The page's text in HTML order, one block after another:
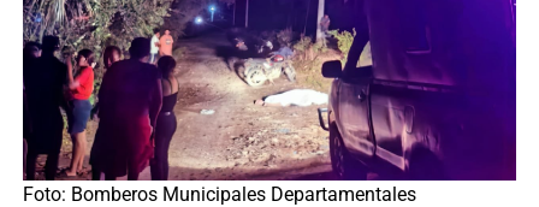
Foto: Bomberos Municipales Departamentales